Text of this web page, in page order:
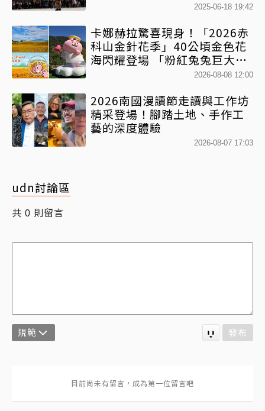
2025-06-18 19:42
卡娜赫拉驚喜現身！「2026赤
科山金針花季」40公頃金色花
海閃耀登場 「粉紅兔兔巨大氣
球+超狂500樂遊券」快追
2026-08-08 12:00
2026南國漫讀節走讀與工作坊
精采登場！腳踏土地、手作工
藝的深度體驗
2026-08-07 17:03
udn討論區
共 0 則留言
規範 發布